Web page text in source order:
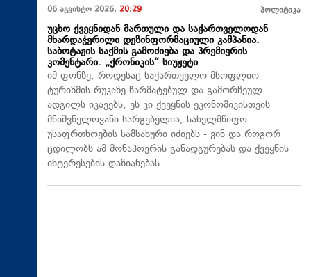
06 აგვისტო 2026, 20:29 პოლიტიკა
უცხო ქვეყნიდან მართული და საქართველოდან
მხარდაჭერილი დეზინფორმაციული კამპანია.
საბოტაჟის საქმის გამოძიება და პრემიერის
კომენტარი. „ქრონიკის“ სიუჟეტი
იმ ფონზე, როდესაც საქართველო მსოფლიო
ტურიზმის რუკაზე წარმატებულ და გამორჩეულ
ადგილს იკავებს, ეს კი ქვეყნის ეკონომიკისთვის
მნიშვნელოვანი სარგებელია, სახელმწიფო
უსაფრთხოების სამსახური იძიებს - ვინ და როგორ
ცდილობს ამ მონაპოვრის განადგურებას და ქვეყნის
ინტერესების დაზიანებას.